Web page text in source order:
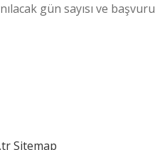
gün sayısı ve başvuru
Sitemap